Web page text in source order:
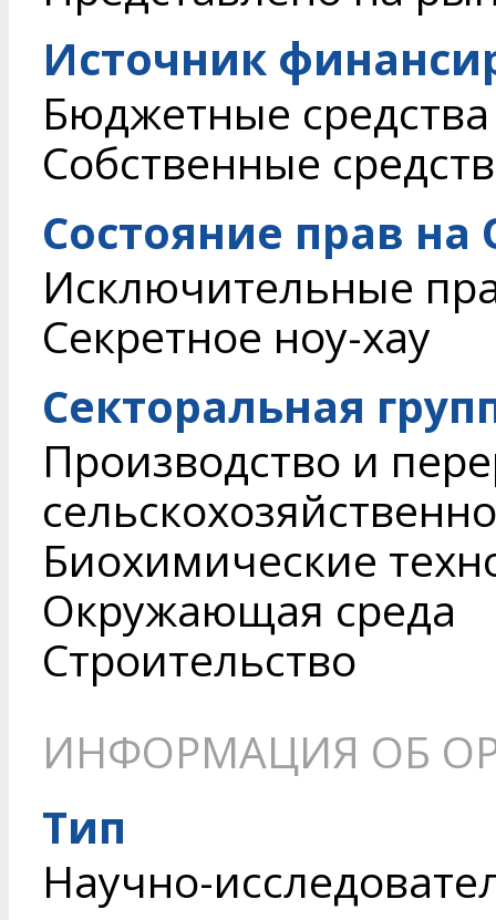
Источник
Бюджетные средства
Собственные
Состояние прав на
Исключительные
Секретное ноу-хау
Секторальная
Производство и
Биохимические
Окружающая среда
Строительство
ИНФОРМАЦИЯ ОБ
Тип
Научно-